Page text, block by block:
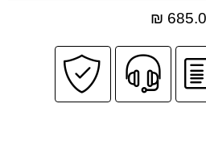
יבואן
רשמי
שירות
מקצועי